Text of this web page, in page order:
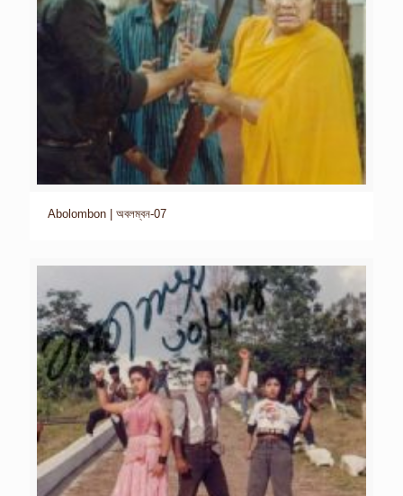
Abolombon | অবলম্বন-07